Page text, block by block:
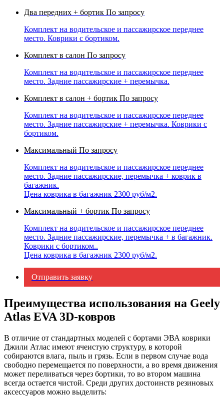
Два передних + бортик По запросу
Комплект на водительское и пассажирское переднее
место. Коврики с бортиком.
Комплект в салон По запросу
Комплект на водительское и пассажирское переднее
место. Задние пассажирские + перемычка.
Комплект в салон + бортик По запросу
Комплект на водительское и пассажирское переднее
место. Задние пассажирские + перемычка. Коврики с
бортиком.
Максимальный По запросу
Комплект на водительское и пассажирское переднее
место. Задние пассажирские, перемычка + коврик в
багажник.
Цена коврика в багажник 2300 руб/м2.
Максимальный + бортик По запросу
Комплект на водительское и пассажирское переднее
место. Задние пассажирские, перемычка + в багажник.
Коврики с бортиком..
Цена коврика в багажник 2300 руб/м2.
Отправить заявку
Преимущества использования на Geely
Atlas EVA 3D-ковров
В отличие от стандартных моделей с бортами ЭВА коврики
Джили Атлас имеют ячеистую структуру, в которой
собираются влага, пыль и грязь. Если в первом случае вода
свободно перемещается по поверхности, а во время движения
может переливаться через бортики, то во втором машина
всегда остается чистой. Среди других достоинств резиновых
аксессуаров можно выделить: